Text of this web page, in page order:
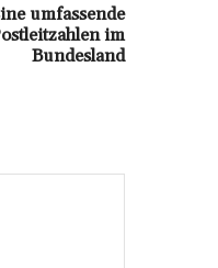
umfassende
im
Bundesland